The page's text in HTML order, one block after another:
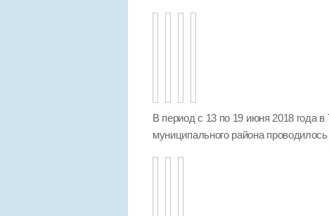
В период с 13 по 19 июня 2018 года в
муниципального района